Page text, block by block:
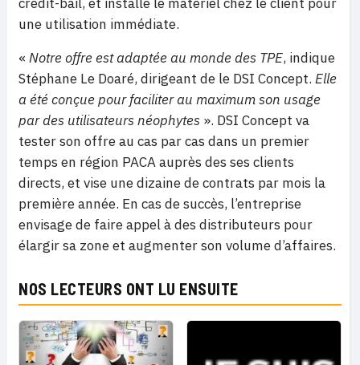
une utilisation immédiate.
« Notre offre est adaptée au monde des TPE, indique
Stéphane Le Doaré, dirigeant de le DSI Concept. Elle
a été conçue pour faciliter au maximum son usage
par des utilisateurs néophytes ». DSI Concept va
tester son offre au cas par cas dans un premier
temps en région PACA auprès des ses clients
directs, et vise une dizaine de contrats par mois la
première année. En cas de succès, l’entreprise
envisage de faire appel à des distributeurs pour
élargir sa zone et augmenter son volume d’affaires.
NOS LECTEURS ONT LU ENSUITE